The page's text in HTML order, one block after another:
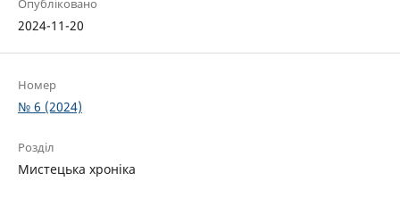
Опубліковано
2024-11-20
Номер
№ 6 (2024)
Розділ
Мистецька хроніка